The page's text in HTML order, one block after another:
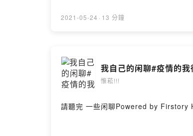
2021-05-24 · 13 分鐘
我自己的闲聊#疫情的
惟菘!!!
請聽完 一些闲聊Powered by Firstory